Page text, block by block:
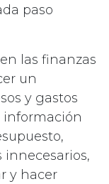
paso
las finanzas
un
y gastos
información
y hacer